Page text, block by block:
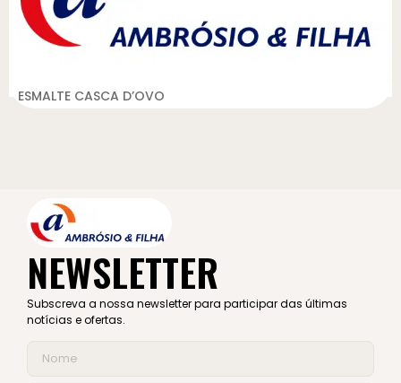
ESMALTE CASCA D’OVO
NEWSLETTER
Subscreva a nossa newsletter para participar das últimas
notícias e ofertas.